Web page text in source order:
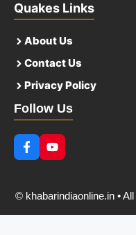
Quakes Links
About Us
Contact Us
Privacy Policy
Follow Us
© khabarindiaonline.in •